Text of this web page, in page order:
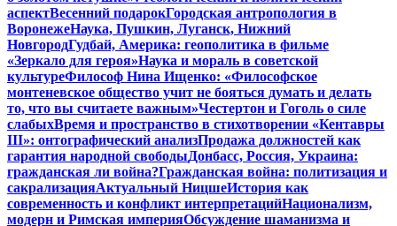
аспектВесенний подарокГородская антропология в
ВоронежеНаука, Пушкин, Луганск, Нижний
НовгородГудбай, Америка: геополитика в фильме
«Зеркало для героя»Наука и мораль в советской
культуреФилософ Нина Ищенко: «Философское
монтеневское общество учит не бояться думать и делать
то, что вы считаете важным»Честертон и Гоголь о силе
слабыхВремя и пространство в стихотворении «Кентавры
III»: онтографический анализПродажа должностей как
гарантия народной свободыДонбасс, Россия, Украина:
гражданская ли война?Гражданская война: политизация и
сакрализацияАктуальный НицшеИстория как
современность и конфликт интерпретацийНационализм,
модерн и Римская империяОбсуждение шаманизма и